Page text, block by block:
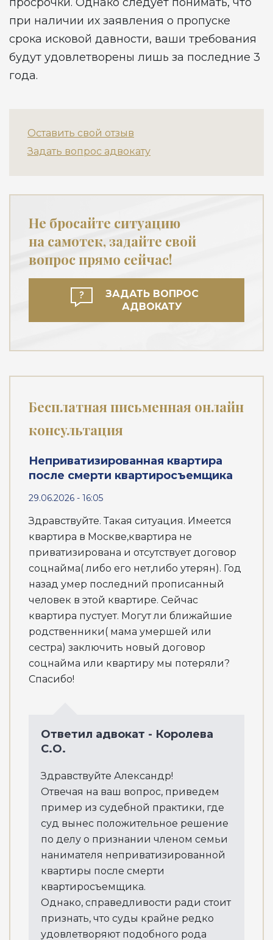
при наличии их заявления о пропуске
срока исковой давности, ваши требования
будут удовлетворены лишь за последние 3
года.
Оставить свой отзыв
Задать вопрос адвокату
Не бросайте ситуацию
на самотек, задайте свой
вопрос прямо сейчас!
ЗАДАТЬ ВОПРОС
АДВОКАТУ
Бесплатная письменная онлайн
консультация
Неприватизированная квартира
после смерти квартиросъемщика
29.06.2026 - 16:05
Здравствуйте. Такая ситуация. Имеется
квартира в Москве,квартира не
приватизирована и отсутствует договор
соцнайма( либо его нет,либо утерян). Год
назад умер последний прописанный
человек в этой квартире. Сейчас
квартира пустует. Могут ли ближайшие
родственники( мама умершей или
сестра) заключить новый договор
соцнайма или квартиру мы потеряли?
Спасибо!
Ответил адвокат - Королева
С.О.
Здравствуйте Александр!
Отвечая на ваш вопрос, приведем
пример из судебной практики, где
суд вынес положительное решение
по делу о признании членом семьи
нанимателя неприватизированной
квартиры после смерти
квартиросъемщика.
Однако, справедливости ради стоит
признать, что суды крайне редко
удовлетворяют подобного рода